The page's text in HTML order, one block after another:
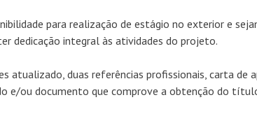
para realização de estágio no exterior e
dedicação integral às atividades do projeto.
atualizado, duas referências profissionais, carta de
e/ou documento que comprove a obtenção do